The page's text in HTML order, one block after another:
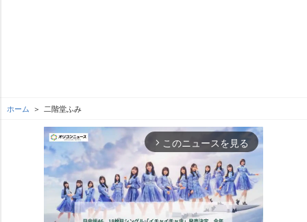
ホーム 二階堂ふみ
arrow_forward_ios このニュースを見る